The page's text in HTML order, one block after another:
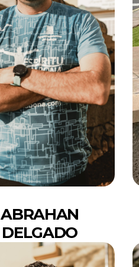
ABRAHAN
DELGADO